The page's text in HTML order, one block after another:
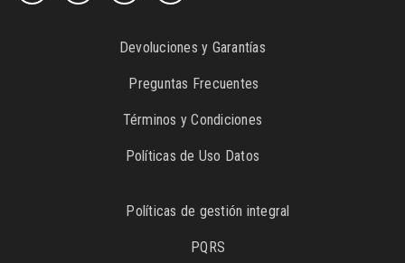
Devoluciones y Garantías
Preguntas Frecuentes
Términos y Condiciones
Políticas de Uso Datos
Políticas de gestión integral
PQRS